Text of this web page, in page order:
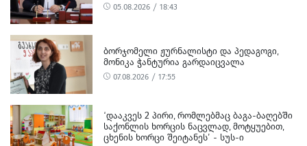
05.08.2026 / 18:43
ᲑᲝᲠᲯᲝᲛᲔᲚᲘ ᲟᲣᲠᲜᲐᲚᲘᲡᲢᲘ ᲓᲐ ᲞᲔᲓᲐᲒᲝᲒᲘ,
ᲛᲝᲜᲘᲙᲐ ᲭᲐᲜᲢᲣᲠᲘᲐ ᲒᲐᲠᲓᲐᲘᲪᲕᲐᲚᲐ
07.08.2026 / 17:55
‘ᲓᲐᲐᲙᲕᲔᲡ 2 ᲞᲘᲠᲘ, ᲠᲝᲛᲚᲔᲑᲛᲐᲪ ᲑᲐᲒᲐ-ᲑᲐᲦᲔᲑᲨᲘ
ᲡᲐᲥᲝᲜᲚᲘᲡ ᲮᲝᲠᲪᲘᲡ ᲜᲐᲪᲕᲚᲐᲓ, ᲛᲝᲢᲧᲣᲔᲑᲘᲗ,
ᲪᲮᲔᲜᲘᲡ ᲮᲝᲠᲪᲘ ᲨᲔᲘᲢᲐᲜᲔᲡ’ - ᲡᲣᲡ-Ი